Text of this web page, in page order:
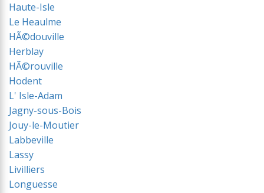
Haute-Isle
Le Heaulme
HÃ©douville
Herblay
HÃ©rouville
Hodent
L' Isle-Adam
Jagny-sous-Bois
Jouy-le-Moutier
Labbeville
Lassy
Livilliers
Longuesse